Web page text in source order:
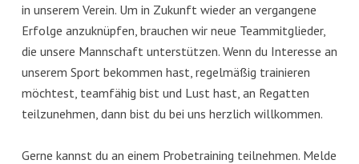
in unserem Verein. Um in Zukunft wieder an vergangene
Erfolge anzuknüpfen, brauchen wir neue Teammitglieder,
die unsere Mannschaft unterstützen. Wenn du Interesse an
unserem Sport bekommen hast, regelmäßig trainieren
möchtest, teamfähig bist und Lust hast, an Regatten
teilzunehmen, dann bist du bei uns herzlich willkommen.
Gerne kannst du an einem Probetraining teilnehmen. Melde